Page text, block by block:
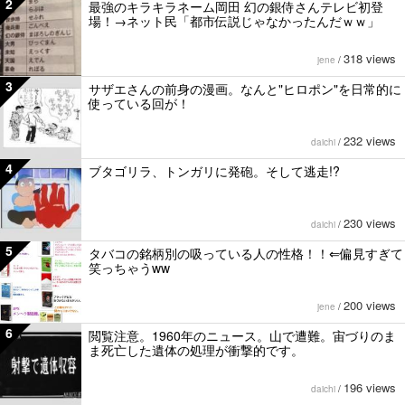
2
最強のキラキラネーム岡田 幻の銀侍さんテレビ初登
場！→ネット民「都市伝説じゃなかったんだｗｗ」
jene / 318 views
3
サザエさんの前身の漫画。なんと"ヒロポン"を日常的に
使っている回が！
daichi / 232 views
4 ブタゴリラ、トンガリに発砲。そして逃走!?
daichi / 230 views
5
タバコの銘柄別の吸っている人の性格！！⇐偏見すぎて
笑っちゃうww
jene / 200 views
6
閲覧注意。1960年のニュース。山で遭難。宙づりのま
ま死亡した遺体の処理が衝撃的です。
daichi / 196 views